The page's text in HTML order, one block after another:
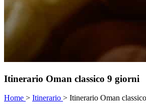
Itinerario Oman classico 9 giorni
Home > Itinerario > Itinerario Oman